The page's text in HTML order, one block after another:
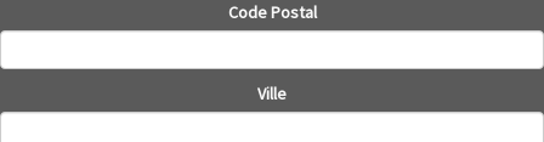
Code Postal
Ville